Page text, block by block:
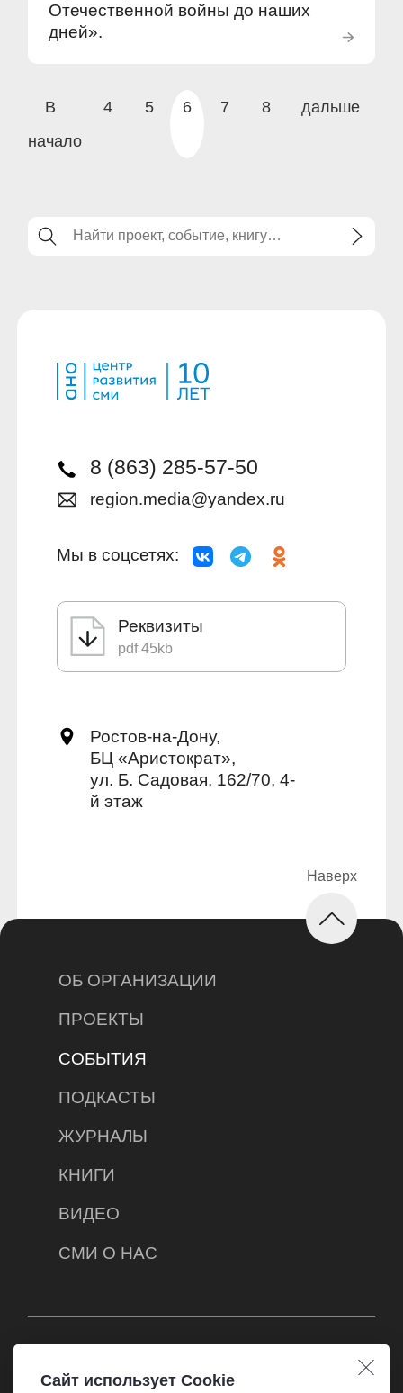
Отечественной войны до наших
дней».
В
начало
4 5 6 7 8 дальше
8 (863) 285-57-50
region.media@yandex.ru
Мы в соцсетях:
Реквизиты
pdf 45kb
Ростов-на-Дону,
БЦ «Аристократ»,
ул. Б. Садовая, 162/70, 4-
й этаж
ОБ ОРГАНИЗАЦИИ
ПРОЕКТЫ
СОБЫТИЯ
ПОДКАСТЫ
ЖУРНАЛЫ
КНИГИ
ВИДЕО
СМИ О НАС
организация «Центр развития СМИ»
Сайт использует Cookie